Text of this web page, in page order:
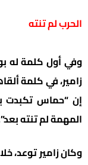
الحرب لم تنته
وفي أول كلمة له
زامير، في كلمة
إن “حماس تكبدت
المهمة لم تنته بعد”.
وكان زامير توعد،